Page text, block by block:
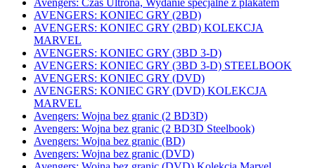
Avengers: Czas Ultrona, Wydanie specjalne z plakatem
AVENGERS: KONIEC GRY (2BD)
AVENGERS: KONIEC GRY (2BD) KOLEKCJA
MARVEL
AVENGERS: KONIEC GRY (3BD 3-D)
AVENGERS: KONIEC GRY (3BD 3-D) STEELBOOK
AVENGERS: KONIEC GRY (DVD)
AVENGERS: KONIEC GRY (DVD) KOLEKCJA
MARVEL
Avengers: Wojna bez granic (2 BD3D)
Avengers: Wojna bez granic (2 BD3D Steelbook)
Avengers: Wojna bez granic (BD)
Avengers: Wojna bez granic (DVD)